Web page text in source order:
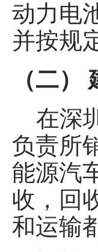
动力电
并按规
（二
在深
负责所
能源汽
收，回
和运输